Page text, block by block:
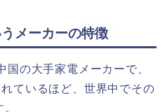
メーカーの特徴
の大手家電メーカーで、
ているほど、世界中でその